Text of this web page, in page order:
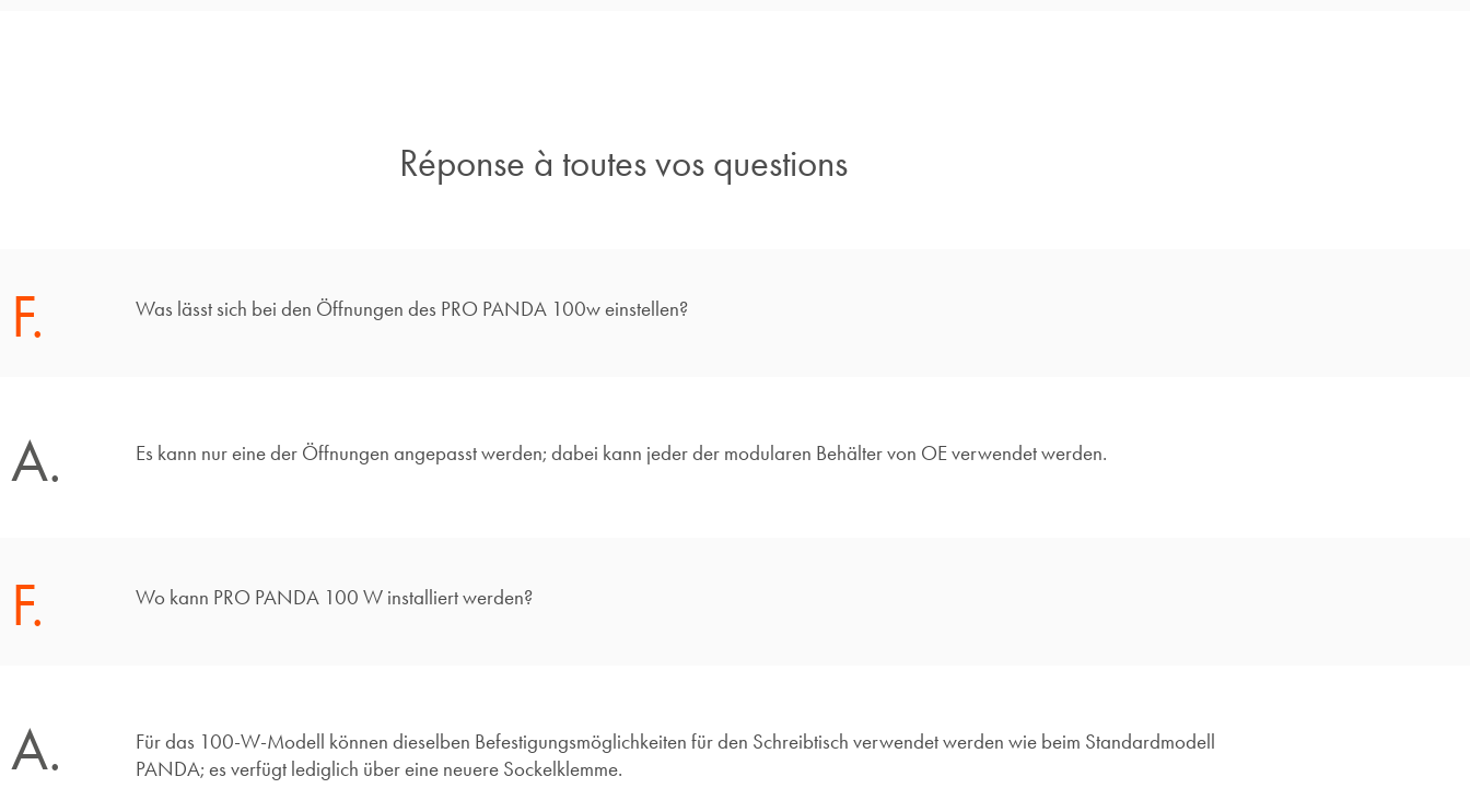
Réponse à toutes vos questions
F. Was lässt sich bei den Öffnungen des PRO PANDA 100w einstellen?
A. Es kann nur eine der Öffnungen angepasst werden; dabei kann jeder der modularen Behälter von OE verwendet werden.
F. Wo kann PRO PANDA 100 W installiert werden?
A.
Für das 100-W-Modell können dieselben Befestigungsmöglichkeiten für den Schreibtisch verwendet werden wie beim Standardmodell
PANDA; es verfügt lediglich über eine neuere Sockelklemme.